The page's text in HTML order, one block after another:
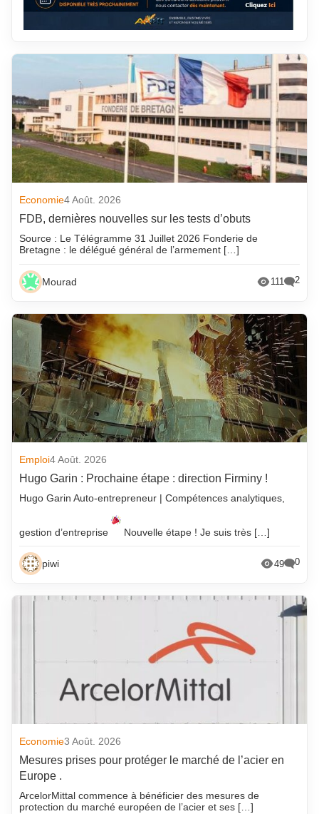
Economie4 Août. 2026
FDB, dernières nouvelles sur les tests d’obuts
Source : Le Télégramme 31 Juillet 2026 Fonderie de
Bretagne : le délégué général de l’armement […]
Mourad 111 2
Emploi4 Août. 2026
Hugo Garin : Prochaine étape : direction Firminy !
Hugo Garin Auto-entrepreneur | Compétences analytiques,
gestion d’entreprise Nouvelle étape ! Je suis très […]
piwi 49 0
Economie3 Août. 2026
Mesures prises pour protéger le marché de l’acier en
Europe .
ArcelorMittal commence à bénéficier des mesures de
protection du marché européen de l’acier et ses […]